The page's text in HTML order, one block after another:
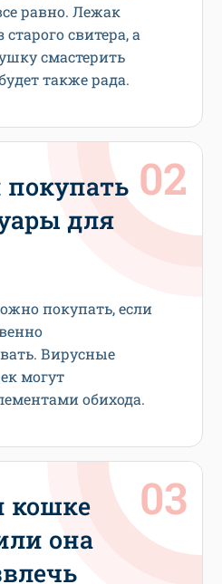
равно. Лежак
свитера, а
смастерить
также рада.
для
покупать, если
Вирусные
могут
обихода.
она